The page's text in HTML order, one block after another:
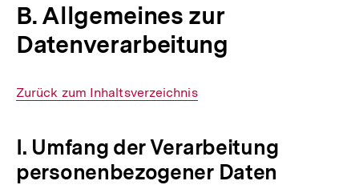
B. Allgemeines zur
Datenverarbeitung
Interner
Zurück zum Inhaltsverzeichnis
I. Umfang der Verarbeitung
personenbezogener Daten